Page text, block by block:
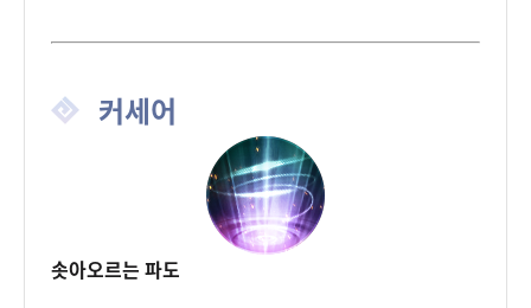
커세어
솟아오르는 파도